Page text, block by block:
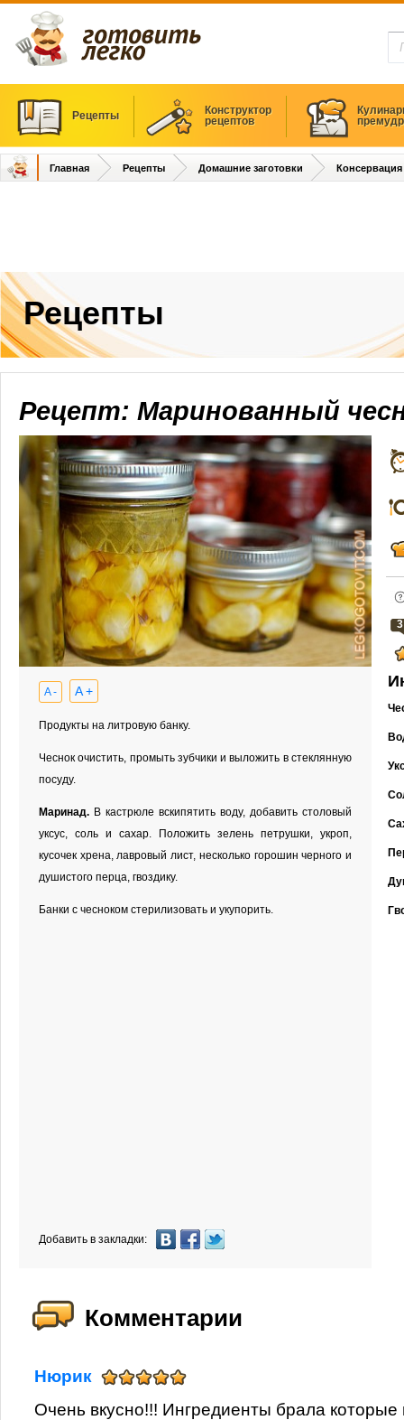
Рецепты
Конструктор
рецептов
Главная Рецепты Домашние заготовки
Рецепты
Рецепт: Маринованный
A - A +
Продукты на литровую банку.
Чеснок очистить, промыть зубчики и выложить в стеклянную
посуду.
Маринад. В кастрюле вскипятить воду, добавить столовый
уксус, соль и сахар. Положить зелень петрушки, укроп,
кусочек хрена, лавровый лист, несколько горошин черного и
душистого перца, гвоздику.
Банки с чесноком стерилизовать и укупорить.
Добавить в закладки:
3
Комментарии
Нюрик
Очень вкусно!!! Ингредиенты брала